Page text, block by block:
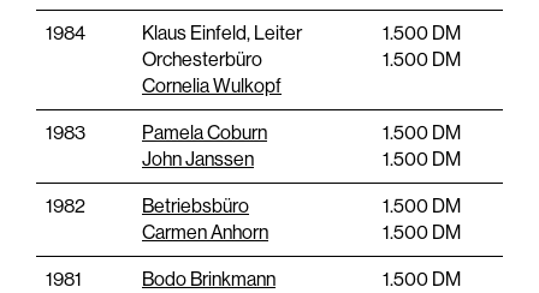
1984
Klaus Einfeld, Leiter
Orchesterbüro
Cornelia Wulkopf
1.500 DM
1.500 DM
1983
Pamela Coburn
John Janssen
1.500 DM
1.500 DM
1982
Betriebsbüro
Carmen Anhorn
1.500 DM
1.500 DM
1981
Bodo Brinkmann
1.500 DM